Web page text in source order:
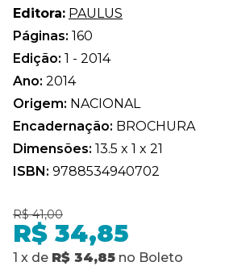
Editora: PAULUS
Páginas: 160
Edição: 1 - 2014
Ano: 2014
Origem: NACIONAL
Encadernação: BROCHURA
Dimensões: 13.5 x 1 x 21
ISBN: 9788534940702
R$ 41,00
R$ 34,85
1 x de R$ 34,85 no Boleto